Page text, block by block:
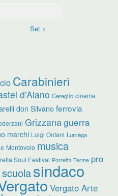
Set »
Carabinieri
d’Aiano Cereglio cinema
don Silvano ferrovia
Grizzanaguerra
marchi Luigi Ontani Lumèga
Montovolo musica
Soul Festival Porretta Terme pro
scuolasindaco
Vergato Arte